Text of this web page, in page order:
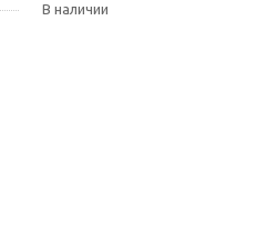
В наличии